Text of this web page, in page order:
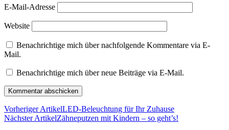
E-Mail-Adresse
Website
Benachrichtige mich über nachfolgende Kommentare via E-
Mail.
Benachrichtige mich über neue Beiträge via E-Mail.
Vorheriger ArtikelLED-Beleuchtung für Ihr Zuhause
Nächster ArtikelZähneputzen mit Kindern – so geht’s!